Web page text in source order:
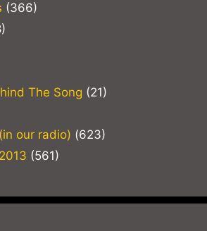
(366)
The Song (21)
our radio) (623)
(561)